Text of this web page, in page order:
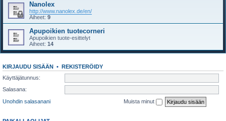
Nanolex
http://www.nanolex.de/en/
Aiheet: 9
Apupoikien tuotecorneri
Apupoikien tuote-esittelyt
Aiheet: 14
KIRJAUDU SISÄÄN • REKISTERÖIDY
Käyttäjätunnus:
Salasana:
Unohdin salasanani
Muista minut